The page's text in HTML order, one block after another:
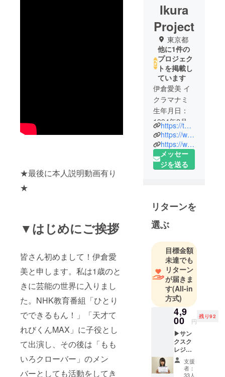
★最後に本人説明動画有り
★
▼はじめにご挨拶
皆さん初めまして！伊倉愛
美と申します。私は1歳のと
きに芸能の世界に入りまし
た。NHK教育番組「ひとり
でできるもん！」「天才て
れびくんMAX」に子役とし
て出演し、その後は「もも
いろクローバー」のメン
バーとしても活動をしてき
Ikura
Project
東京都
他に1件の
プロジェク
トを掲載し
ています
伊倉愛美 イ
クラマナミ
生年月日：
1994年2月4
日
年齢：27歳
星座：水瓶
座
玉県
身長：
152cm
あだ名：イ
クラちゃん
1歳で芸能界
デビュー。
ひとりでで
きるもん、
天才てれび
くんMAXと
いった教育
番組などの
出演を経
https://twitter.com/ikura_manami
https://www.youtube.com/channel/UCtLG0FmkyhcPbHIAepy50mg
https://www.instagram.com/ikura_manami/?hl=ja
メッセー
ジを送る
リターンを
選ぶ
目標金額
未達でも
リターン
が届きま
す(All-in
方式)
4,9
00 円
残り92
▶サン
クスク
レジッ
ト ラ
イブ当
日とラ
支援
者：
33人